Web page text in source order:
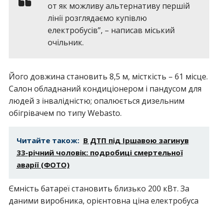
от як можливу альтернативу першій
лінії розглядаємо купівлю
електробусів”, – написав міський
очільник.
Його довжина становить 8,5 м, місткість – 61 місце.
Салон обладнаний кондиціонером і пандусом для
людей з інвалідністю; опалюється дизельним
обігрівачем по типу Webasto.
Читайте також: В ДТП під Іршавою загинув
33-річний чоловік: подробиці смертельної
аварії (ФОТО)
Ємність батареї становить близько 200 кВт. За
даними виробника, орієнтовна ціна електробуса